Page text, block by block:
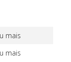
mais
mais